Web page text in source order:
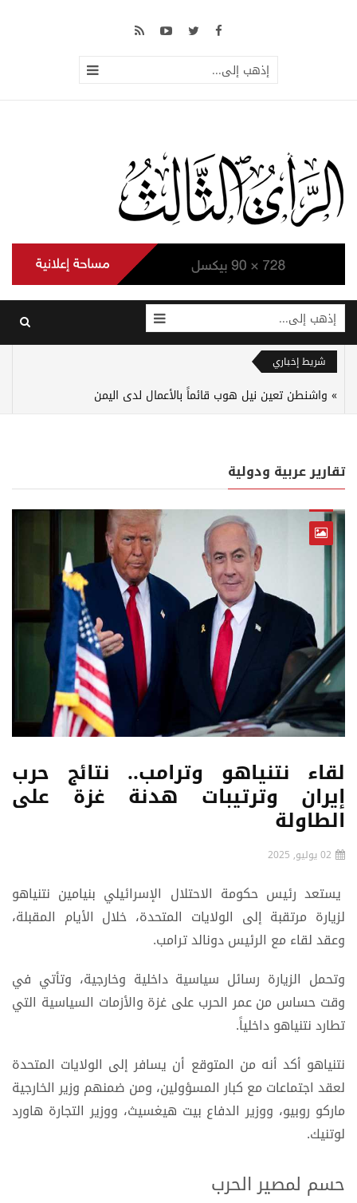
إذهب إلى...
إذهب إلى...
شريط إخباري
واشنطن تعين نيل هوب قائماً بالأعمال لدى اليمن
تقارير عربية ودولية
لقاء نتنياهو وترامب.. نتائج حرب
إيران وترتيبات هدنة غزة على
الطاولة
02 يوليو, 2025
يستعد رئيس حكومة الاحتلال الإسرائيلي بنيامين نتنياهو
لزيارة مرتقبة إلى الولايات المتحدة، خلال الأيام المقبلة،
وعقد لقاء مع الرئيس دونالد ترامب.
وتحمل الزيارة رسائل سياسية داخلية وخارجية، وتأتي في
وقت حساس من عمر الحرب على غزة والأزمات السياسية التي
تطارد نتنياهو داخلياً.
نتنياهو أكد أنه من المتوقع أن يسافر إلى الولايات المتحدة
لعقد اجتماعات مع كبار المسؤولين، ومن ضمنهم وزير الخارجية
ماركو روبيو، ووزير الدفاع بيت هيغسيث، ووزير التجارة هاورد
لوتنيك.
حسم لمصير الحرب